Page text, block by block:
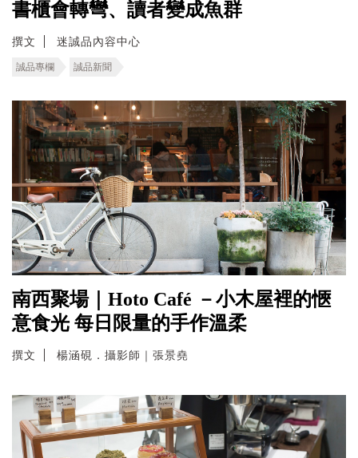
書櫃會轉彎、讀者變成魚群
撰文 迷誠品內容中心
誠品專欄 誠品新聞
南西聚場｜Hoto Café －小木屋裡的愜
意食光 每日限量的手作溫柔
撰文 楊涵硯．攝影師｜張景堯